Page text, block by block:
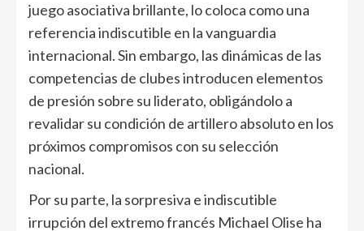
juego asociativa brillante, lo coloca como una
referencia indiscutible en la vanguardia
internacional. Sin embargo, las dinámicas de las
competencias de clubes introducen elementos
de presión sobre su liderato, obligándolo a
revalidar su condición de artillero absoluto en los
próximos compromisos con su selección
nacional.
Por su parte, la sorpresiva e indiscutible
irrupción del extremo francés Michael Olise ha